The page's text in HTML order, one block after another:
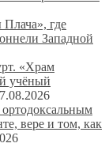
где
Западной
«Храм
учёный
вере и том, как